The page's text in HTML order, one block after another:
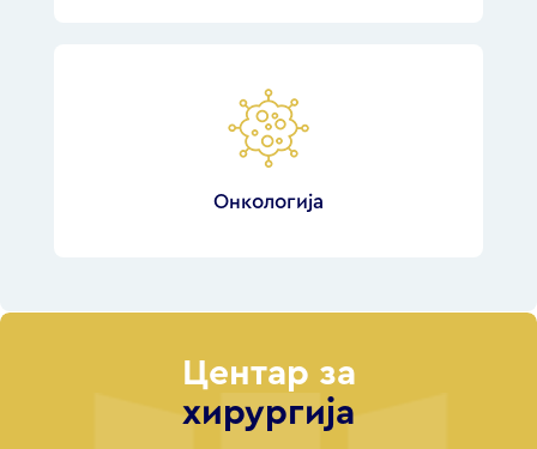
Онкологија
Центар за
хирургија